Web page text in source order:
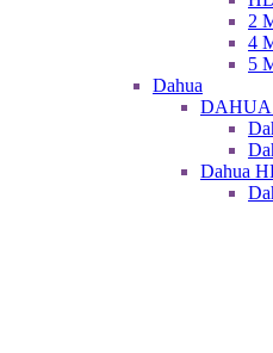
2
4
5
Dahua
DAHUA
Dahua